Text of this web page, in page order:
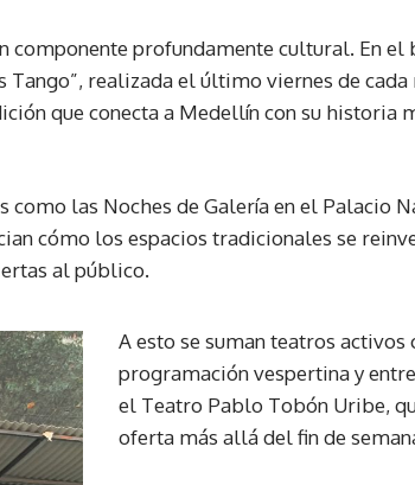
componente profundamente cultural. En el
realizada el último viernes de cada
que conecta a Medellín con su historia
como las Noches de Galería en el Palacio
cómo los espacios tradicionales se
al público.
A esto se suman teatros activos
programación vespertina y
el Teatro Pablo Tobón Uribe,
oferta más allá del fin de